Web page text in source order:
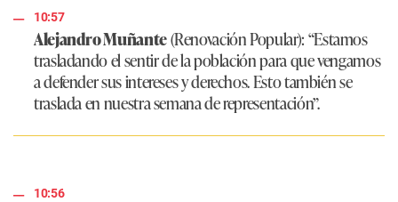
10:57
Alejandro Muñante(Renovación Popular):“Estamos
trasladando el sentir de la población para que vengamos
a defender sus intereses y derechos. Esto también se
traslada en nuestra semana de representación”.
10:56